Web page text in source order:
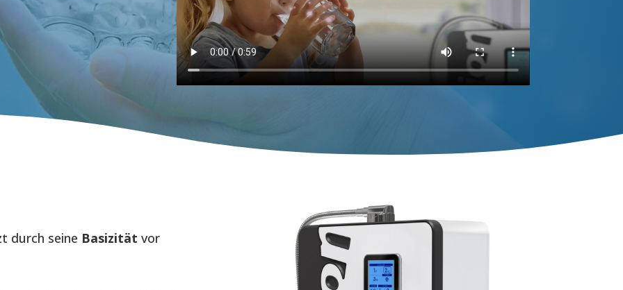
durch seine Basizitätvor